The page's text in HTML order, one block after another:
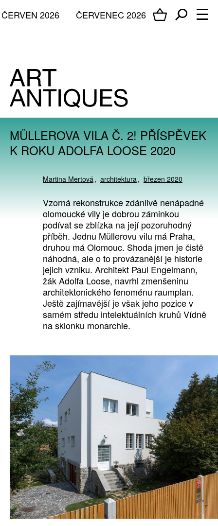
ČERVENEC 2026
ČERVEN 2026
MÜLLEROVA VILA Č. 2! PŘÍSPĚVEK
K ROKU ADOLFA LOOSE 2020
Martina Mertová architektura březen 2020
Vzorná rekonstrukce zdánlivě nenápadné
olomoucké vily je dobrou záminkou
podívat se zblízka na její pozoruhodný
příběh. Jednu Müllerovu vilu má Praha,
druhou má Olomouc. Shoda jmen je čistě
náhodná, ale o to provázanější je historie
jejich vzniku. Architekt Paul Engelmann,
žák Adolfa Loose, navrhl zmenšeninu
architektonického fenoménu raumplan.
Ještě zajímavější je však jeho pozice v
samém středu intelektuálních kruhů Vídně
na sklonku monarchie.